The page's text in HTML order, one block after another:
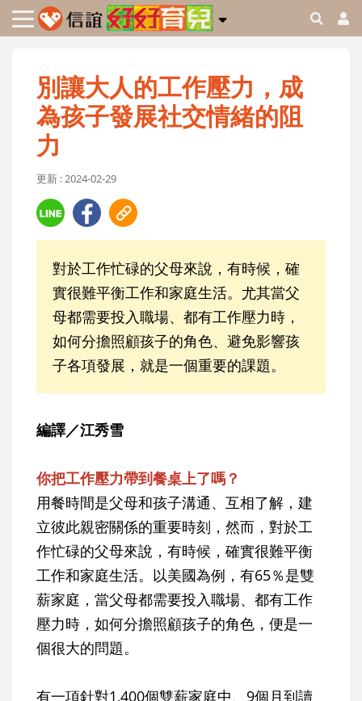
別讓大人的工作壓力，成
為孩子發展社交情緒的阻
力
更新 : 2024-02-29
對於工作忙碌的父母來說，有時候，確
實很難平衡工作和家庭生活。尤其當父
母都需要投入職場、都有工作壓力時，
如何分擔照顧孩子的角色、避免影響孩
子各項發展，就是一個重要的課題。
編譯／江秀雪
你把工作壓力帶到餐桌上了嗎？
用餐時間是父母和孩子溝通、互相了解，建
立彼此親密關係的重要時刻，然而，對於工
作忙碌的父母來說，有時候，確實很難平衡
工作和家庭生活。以美國為例，有65％是雙
薪家庭，當父母都需要投入職場、都有工作
壓力時，如何分擔照顧孩子的角色，便是一
個很大的問題。
有一項針對1,400個雙薪家庭中、9個月到讀